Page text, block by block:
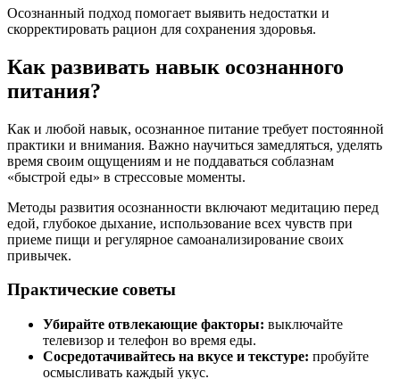
Осознанный подход помогает выявить недостатки и
скорректировать рацион для сохранения здоровья.
Как развивать навык осознанного
питания?
Как и любой навык, осознанное питание требует постоянной
практики и внимания. Важно научиться замедляться, уделять
время своим ощущениям и не поддаваться соблазнам
«быстрой еды» в стрессовые моменты.
Методы развития осознанности включают медитацию перед
едой, глубокое дыхание, использование всех чувств при
приеме пищи и регулярное самоанализирование своих
привычек.
Практические советы
Убирайте отвлекающие факторы: выключайте
телевизор и телефон во время еды.
Сосредотачивайтесь на вкусе и текстуре: пробуйте
осмысливать каждый укус.